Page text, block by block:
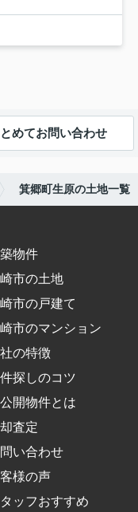
めてお問い合わせ
箕郷町生原の土地一覧
物件
市の土地
市の戸建て
市のマンション
の特徴
探しのコツ
開物件とは
査定
い合わせ
様の声
ッフおすすめ